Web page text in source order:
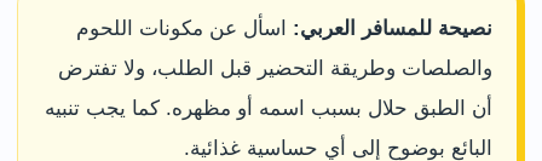
نصيحة للمسافر العربي: اسأل عن مكونات اللحوم
والصلصات وطريقة التحضير قبل الطلب، ولا تفترض
أن الطبق حلال بسبب اسمه أو مظهره. كما يجب تنبيه
البائع بوضوح إلى أي حساسية غذائية.